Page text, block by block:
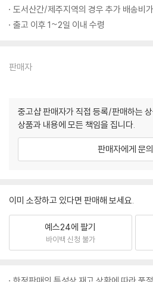
도서산간/제주지역의 경우 추가 배송비
출고 이후 1~2일 이내 수령
판매자
중고샵 판매자가 직접 등록/판매하는
상품과 내용에 모든 책임을 집니다.
판매자에게 문
이미 소장하고 있다면 판매해 보세요.
예스24에 팔기
바이백 신청 불가